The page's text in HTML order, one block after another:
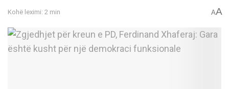
Kohë leximi: 2 min AA